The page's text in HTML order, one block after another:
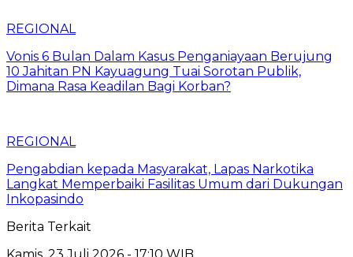
REGIONAL
Vonis 6 Bulan Dalam Kasus Penganiayaan Berujung
10 Jahitan PN Kayuagung Tuai Sorotan Publik,
Dimana Rasa Keadilan Bagi Korban?
REGIONAL
Pengabdian kepada Masyarakat, Lapas Narkotika
Langkat Memperbaiki Fasilitas Umum dari Dukungan
Inkopasindo
Berita Terkait